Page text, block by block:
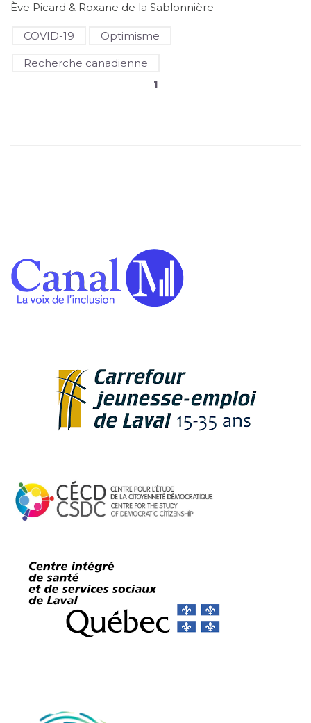
Ève Picard & Roxane de la Sablonnière
COVID-19 Optimisme
Recherche canadienne
1